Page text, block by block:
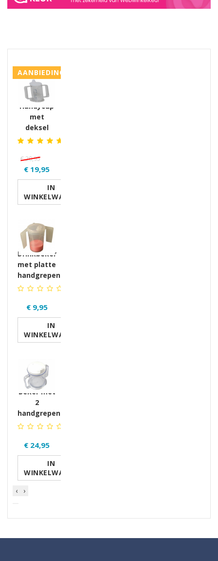
GERELATEERDE PRODUCTEN PRODUCTS
AANBIEDING
Handycup
met
deksel
€ 20,95
€ 19,95
IN
WINKELWAGEN
Drinkbeker
met platte
handgrepen
€ 9,95
IN
WINKELWAGEN
Beker met
2
handgrepen
€ 24,95
IN
WINKELWAGEN
‹
›